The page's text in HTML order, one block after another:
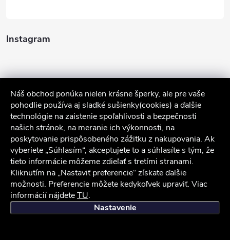
Náš obchod ponúka nielen krásne šperky, ale pre vaše
pohodlie používa aj sladké sušienky(cookies) a ďalšie
technológie na zaistenie spoľahlivosti a bezpečnosti
našich stránok, na meranie ich výkonnosti, na
poskytovanie prispôsobeného zážitku z nakupovania. Ak
vyberiete „Súhlasím“, akceptujete to a súhlasíte s tým, že
tieto informácie môžeme zdieľať s tretími stranami.
Kliknutím na „Nastaviť preferencie“ získate ďalšie
možnosti. Preferencie môžete kedykoľvek upraviť. Viac
informácií nájdeteTU.
Nastavenie
Instagram
Sledovať na Instagrame
Služby zákazníkom
iocel.sk Obchodné podmienky Ochrana osobných údajov